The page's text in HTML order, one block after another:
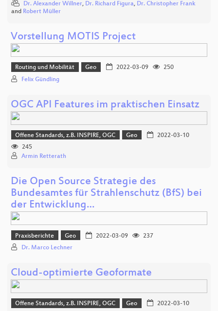
Dr. Alexander Willner, Dr. Richard Figura, Dr. Christopher Frank
and Robert Müller
Vorstellung MOTIS Project
Routing und Mobilität Geo 2022-03-09
250
Felix Gündling
OGC API Features im praktischen Einsatz
Offene Standards, z.B. INSPIRE, OGC Geo
2022-03-10
245
Armin Retterath
Die Open Source Strategie des
Bundesamtes für Strahlenschutz (BfS) bei
der Entwicklung…
Praxisberichte Geo 2022-03-09
237
Dr. Marco Lechner
Cloud-optimierte Geoformate
Offene Standards, z.B. INSPIRE, OGC Geo 2022-03-10